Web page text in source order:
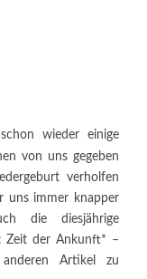
wieder einige
von uns gegeben
verholfen
uns immer knapper
die diesjährige
Zeit der Ankunft* –
Artikel zu